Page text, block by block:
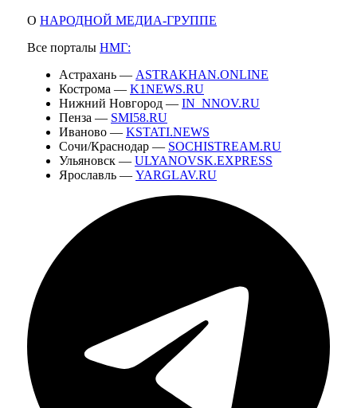
О НАРОДНОЙ МЕДИА-ГРУППЕ
Все порталы НМГ:
Астрахань — ASTRAKHAN.ONLINE
Кострома — K1NEWS.RU
Нижний Новгород — IN_NNOV.RU
Пенза — SMI58.RU
Иваново — KSTATI.NEWS
Сочи/Краснодар — SOCHISTREAM.RU
Ульяновск — ULYANOVSK.EXPRESS
Ярославль — YARGLAV.RU